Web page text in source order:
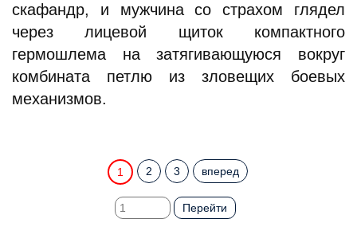
скафандр, и мужчина со страхом глядел
через лицевой щиток компактного
гермошлема на затягивающуюся вокруг
комбината петлю из зловещих боевых
механизмов.
1 2 3 вперед
Перейти